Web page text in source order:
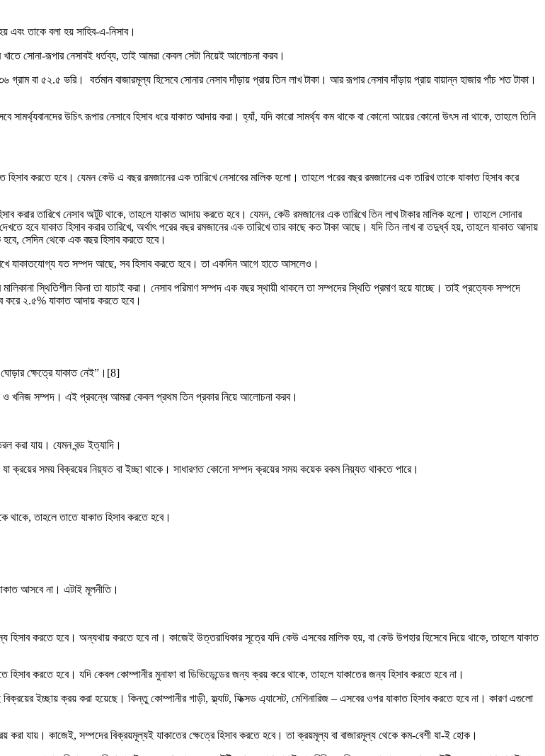
এবং তাকে বলা হয় সাহিব-এ-নিসাব।
সোনা-রূপার নেসাবই ধর্তব্য, তাই আমরা কেবল সেটা নিয়েই আলোচনা করব।
বা ৫২.৫ ভরি। বর্তমান বাজারমূল্য হিসেবে সোনার নেসাব দাঁড়ায় প্রায় তিন লাখ টাকা। আর রূপার নেসাব দাঁড়ায় প্রায় বায়ান্ন হাজার পাঁচ শত টাকা।
সামর্থ্যবানদের উচিৎ রূপার নেসাবে হিসাব ধরে যাকাত আদায় করা। হ্যাঁ, যদি কারো সামর্থ্য কম থাকে বা কোনো আয়ের কোনো উৎস না থাকে, তাহলে তিনি
হিসাব করতে হবে। যেমন কেউ এ বছর রমজানের এক তারিখে নেসাবের মালিক হলো। তাহলে পরের বছর রমজানের এক তারিখ তাকে যাকাত হিসাব করে
করার তারিখে নেসাব অটুট থাকে, তাহলে যাকাত আদায় করতে হবে। যেমন, কেউ রমজানের এক তারিখে তিন লাখ টাকার মালিক হলো। তাহলে সোনার
হবে যাকাত হিসাব করার তারিখে, অর্থাৎ পরের বছর রমজানের এক তারিখে তার কাছে কত টাকা আছে। যদি তিন লাখ বা তদুর্ধ্ব হয়, তাহলে যাকাত আদায়
সেদিন থেকে এক বছর হিসাব করতে হবে।
যাকাতযোগ্য যত সম্পদ আছে, সব হিসাব করতে হবে। তা একদিন আগে হাতে আসলেও।
স্থিতিশীল কিনা তা যাচাই করা। নেসাব পরিমাণ সম্পদ এক বছর স্থায়ী থাকলে তা সম্পদের স্থিতি প্রমাণ হয়ে যাচ্ছে। তাই প্রত্যেক সম্পদে
করে ২.৫% যাকাত আদায় করতে হবে।
ক্ষেত্রে যাকাত নেই”।[8]
খনিজ সম্পদ। এই প্রবন্ধে আমরা কেবল প্রথম তিন প্রকার নিয়ে আলোচনা করব।
করা যায়। যেমন বন্ড ইত্যাদি।
সময় বিক্রয়ের নিয়্যত বা ইচ্ছা থাকে। সাধারণত কোনো সম্পদ ক্রয়ের সময় কয়েক রকম নিয়্যত থাকতে পারে।
থাকে, তাহলে তাতে যাকাত হিসাব করতে হবে।
আসবে না। এটাই মূলনীতি।
হিসাব করতে হবে। অন্যথায় করতে হবে না। কাজেই উত্তরাধিকার সূত্রে যদি কেউ এসবের মালিক হয়, বা কেউ উপহার হিসেবে দিয়ে থাকে, তাহলে যাকাত
হিসাব করতে হবে। যদি কেবল কোম্পানীর মুনাফা বা ডিভিডেন্ডের জন্য ক্রয় করে থাকে, তাহলে যাকাতের জন্য হিসাব করতে হবে না।
ইচ্ছায় ক্রয় করা হয়েছে। কিন্তু কোম্পানীর গাড়ী, ফ্ল্যাট, ফিক্সড এ্যাসেট, মেশিনারিজ – এসবের ওপর যাকাত হিসাব করতে হবে না। কারণ এগুলো
যায়। কাজেই, সম্পদের বিক্রয়মূল্যই যাকাতের ক্ষেত্রে হিসাব করতে হবে। তা ক্রয়মূল্য বা বাজারমূল্য থেকে কম-বেশী যা-ই হোক।